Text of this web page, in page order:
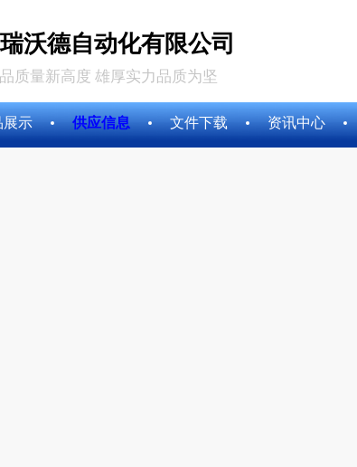
沃德自动化有限公司
质量新高度 雄厚实力品质为坚
展示 供应信息 文件下载 资讯中心